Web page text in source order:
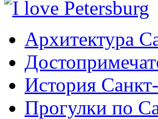
Архитектура
История
Прогулки по